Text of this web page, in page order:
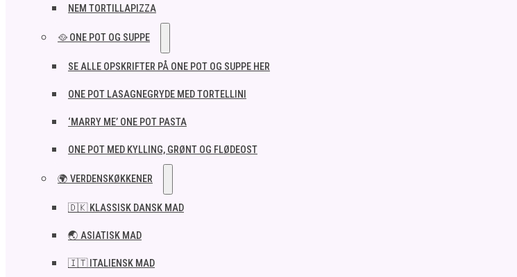
NEM TORTILLAPIZZA
🥘 ONE POT OG SUPPE
SE ALLE OPSKRIFTER PÅ ONE POT OG SUPPE HER
ONE POT LASAGNEGRYDE MED TORTELLINI
‘MARRY ME’ ONE POT PASTA
ONE POT MED KYLLING, GRØNT OG FLØDEOST
🌍 VERDENSKØKKENER
🇩🇰 KLASSISK DANSK MAD
🌏 ASIATISK MAD
🇮🇹 ITALIENSK MAD​